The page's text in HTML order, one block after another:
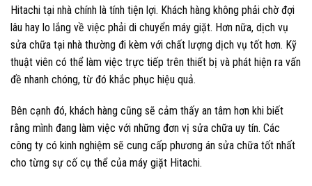
Hitachi tại nhà chính là tính tiện lợi. Khách hàng không phải chờ đợi
lâu hay lo lắng về việc phải di chuyển máy giặt. Hơn nữa, dịch vụ
sửa chữa tại nhà thường đi kèm với chất lượng dịch vụ tốt hơn. Kỹ
thuật viên có thể làm việc trực tiếp trên thiết bị và phát hiện ra vấn
đề nhanh chóng, từ đó khắc phục hiệu quả.
Bên cạnh đó, khách hàng cũng sẽ cảm thấy an tâm hơn khi biết
rằng mình đang làm việc với những đơn vị sửa chữa uy tín. Các
công ty có kinh nghiệm sẽ cung cấp phương án sửa chữa tốt nhất
cho từng sự cố cụ thể của máy giặt Hitachi.